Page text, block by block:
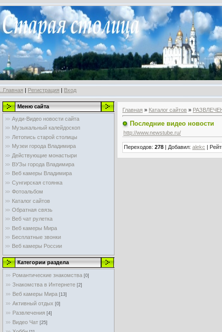
..Главная | Регистрация | Вход
Меню сайта
Ауди-Видео новости сайта
Музыкальный калейдоскоп
Летопись старой столицы
Музеи города Владимира
Действующие монастыри
ВУЗы города Владимира
Веб камеры Владимира
Сунгирская стоянка
Фотоальбом
Каталог сайтов
Обратная связь
Веб чат рулетка
Веб камеры Мира
Бесплатные звонки
Веб камеры России
Категории раздела
Романтические знакомства [0]
Знакомства в Интернете [2]
Веб камеры Мира [13]
Активный отдых [0]
Развлечения [4]
Видео Чат [25]
Главная » Каталог сайтов »
Последние видео новости
http://www.newstube.ru/
Переходов: 278 | Добавил: alekc |